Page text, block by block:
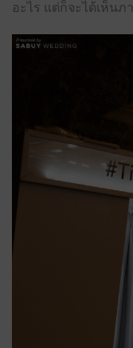
อะไร แต่ก็จะได้เห็น